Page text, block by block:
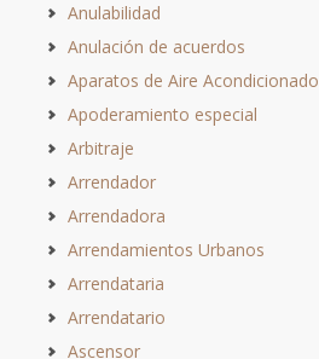
Anulabilidad
Anulación de acuerdos
Aparatos de Aire Acondicionado
Apoderamiento especial
Arbitraje
Arrendador
Arrendadora
Arrendamientos Urbanos
Arrendataria
Arrendatario
Ascensor